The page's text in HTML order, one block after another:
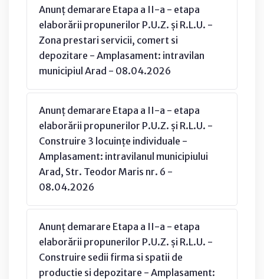
Anunț demarare Etapa a II-a - etapa
elaborării propunerilor P.U.Z. și R.L.U. -
Zona prestari servicii, comert si
depozitare - Amplasament: intravilan
municipiul Arad - 08.04.2026
Anunț demarare Etapa a II-a - etapa
elaborării propunerilor P.U.Z. și R.L.U. -
Construire 3 locuințe individuale -
Amplasament: intravilanul municipiului
Arad, Str. Teodor Maris nr. 6 -
08.04.2026
Anunț demarare Etapa a II-a - etapa
elaborării propunerilor P.U.Z. și R.L.U. -
Construire sedii firma si spatii de
productie si depozitare - Amplasament: